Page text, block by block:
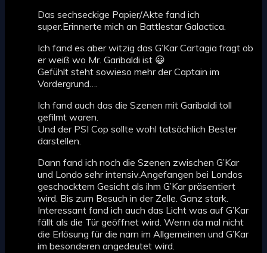
Das sechseckige Papier/Akte fand ich
super.Erinnerte mich an Battlestar Galactica.
Ich fand es aber witzig das G’Kar Cartagia fragt ob
er weiß wo Mr. Garibaldi ist 😀
Gefühlt steht sowieso mehr der Captain im
Vordergrund….
Ich fand auch das die Szenen mit Garibaldi toll
gefilmt waren.
Und der PSI Cop sollte wohl tatsächlich Bester
darstellen.
Dann fand ich noch die Szenen zwischen G’Kar
und Londo sehr intensiv.Angefangen bei Londos
geschocktem Gesicht als ihm G’Kar präsentiert
wird. Bis zum Besuch in der Zelle. Ganz stark.
Interessant fand ich auch das Licht was auf G’Kar
fällt als die Tür geöffnet wird. Wenn da mal nicht
die Erlösung für die narn im Allgemeinen und G’Kar
im besonderen angedeutet wird.